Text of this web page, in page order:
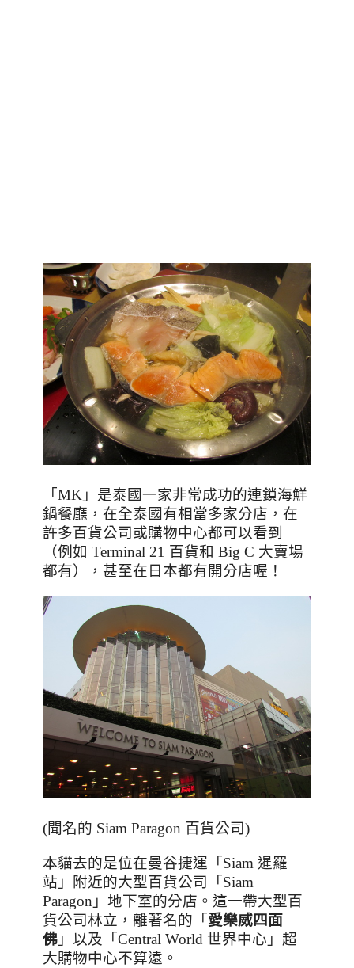
「 MK 」是泰國一家非常成功的連鎖海鮮
鍋餐廳，在全泰國有相當多家分店，在
許多百貨公司或購物中心都可以看到
（例如 Terminal 21 百貨和 Big C 大賣場
都有），甚至在日本都有開分店喔！
(聞名的 Siam Paragon 百貨公司)
本貓去的是位在曼谷捷運「 Siam 暹羅
站」附近的大型百貨公司「 Siam
Paragon 」地下室的分店。這一帶大型百
貨公司林立，離著名的「 愛樂威四面
佛 」以及「Central World 世界中心」超
大購物中心不算遠。